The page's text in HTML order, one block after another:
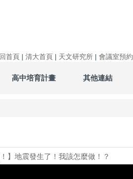
回首頁 | 清大首頁 | 天文研究所 | 會議室預約
高中培育計畫 其他連結
】地震發生了！我該怎麼做！？